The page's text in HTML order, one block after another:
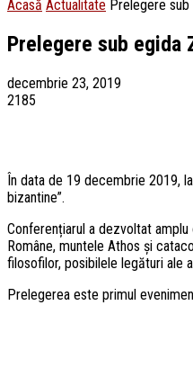
Acasă Actualitate Prelegere sub
Prelegere sub egida
decembrie 23, 2019
2185
În data de 19 decembrie 2019,
bizantine”.
Conferențiarul a dezvoltat
Române, muntele Athos și
filosofilor, posibilele legături ale
Prelegerea este primul